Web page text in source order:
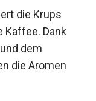
die Krups
Kaffee. Dank
dem
die Aromen